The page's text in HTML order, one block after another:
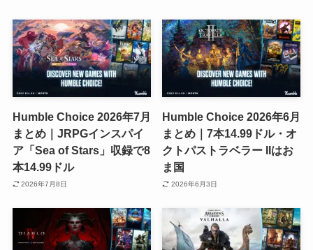
Humble Choice 2026年7月
まとめ｜JRPGインスパイ
ア「Sea of Stars」収録で8
本14.99ドル
2026年7月8日
Humble Choice 2026年6月
まとめ｜7本14.99ドル・オ
クトパストラベラー IIはお
ま国
2026年6月3日